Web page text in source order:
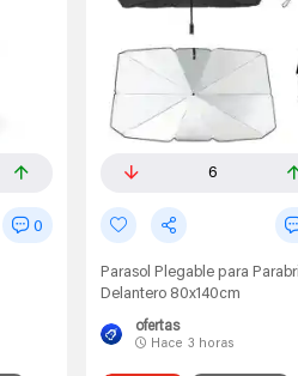
0
6
Parasol Plegable para
Delantero 80x140cm
ofertas
Hace 3 horas